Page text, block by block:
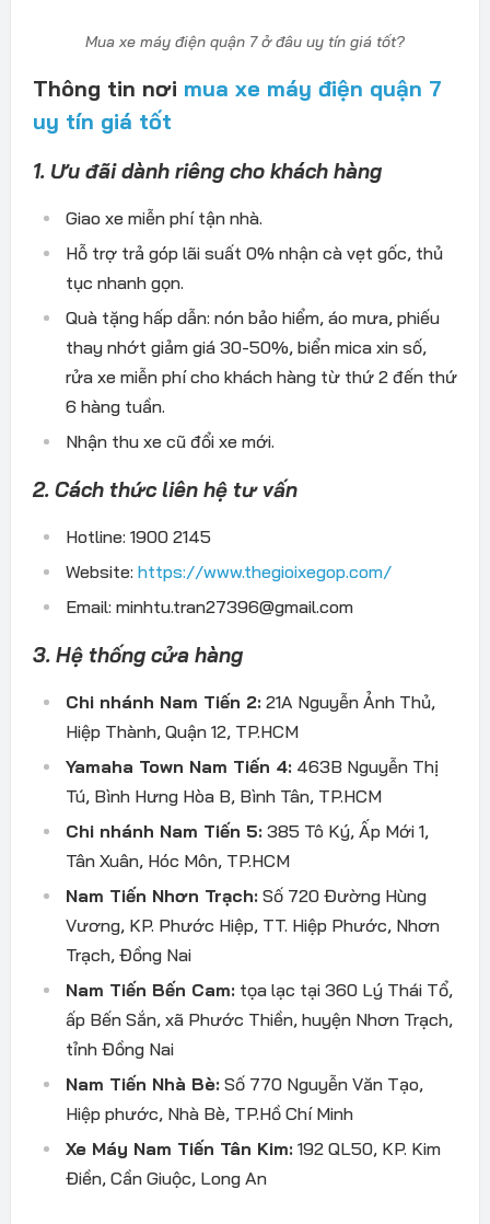
Mua xe máy điện quận 7 ở đâu uy tín giá tốt?
Thông tin nơi mua xe máy điện quận 7
uy tín giá tốt
1. Ưu đãi dành riêng cho khách hàng
Giao xe miễn phí tận nhà.
Hỗ trợ trả góp lãi suất 0% nhận cà vẹt gốc, thủ
tục nhanh gọn.
Quà tặng hấp dẫn: nón bảo hiểm, áo mưa, phiếu
thay nhớt giảm giá 30-50%, biển mica xin số,
rửa xe miễn phí cho khách hàng từ thứ 2 đến thứ
6 hàng tuần.
Nhận thu xe cũ đổi xe mới.
2. Cách thức liên hệ tư vấn
Hotline: 1900 2145
Website: https://www.thegioixegop.com/
Email: minhtu.tran27396@gmail.com
3. Hệ thống cửa hàng
Chi nhánh Nam Tiến 2:21A Nguyễn Ảnh Thủ,
Hiệp Thành, Quận 12, TP.HCM
Yamaha Town Nam Tiến 4:463B Nguyễn Thị
Tú, Bình Hưng Hòa B, Bình Tân, TP.HCM
Chi nhánh Nam Tiến 5:385 Tô Ký, Ấp Mới 1,
Tân Xuân, Hóc Môn, TP.HCM
Nam Tiến Nhơn Trạch:Số 720 Đường Hùng
Vương, KP. Phước Hiệp, TT. Hiệp Phước, Nhơn
Trạch, Đồng Nai
Nam Tiến Bến Cam:tọa lạc tại 360 Lý Thái Tổ,
ấp Bến Sắn, xã Phước Thiền, huyện Nhơn Trạch,
tỉnh Đồng Nai
Nam Tiến Nhà Bè:Số 770 Nguyễn Văn Tạo,
Hiệp phước, Nhà Bè, TP.Hồ Chí Minh
Xe Máy Nam Tiến Tân Kim:192 QL50, KP. Kim
Điền, Cần Giuộc, Long An